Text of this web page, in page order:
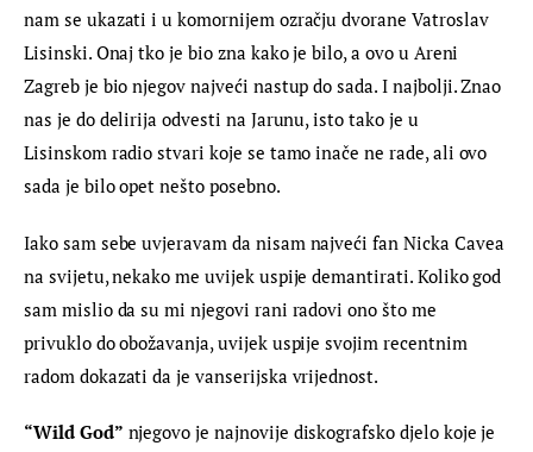
nam se ukazati i u komornijem ozračju dvorane Vatroslav
Lisinski. Onaj tko je bio zna kako je bilo, a ovo u Areni
Zagreb je bio njegov najveći nastup do sada. I najbolji. Znao
nas je do delirija odvesti na Jarunu, isto tako je u
Lisinskom radio stvari koje se tamo inače ne rade, ali ovo
sada je bilo opet nešto posebno.
Iako sam sebe uvjeravam da nisam najveći fan Nicka Cavea
na svijetu, nekako me uvijek uspije demantirati. Koliko god
sam mislio da su mi njegovi rani radovi ono što me
privuklo do obožavanja, uvijek uspije svojim recentnim
radom dokazati da je vanserijska vrijednost.
“Wild God” njegovo je najnovije diskografsko djelo koje je